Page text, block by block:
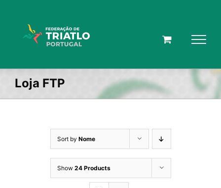
Loja FTP
Sort by Nome
Show 24 Products